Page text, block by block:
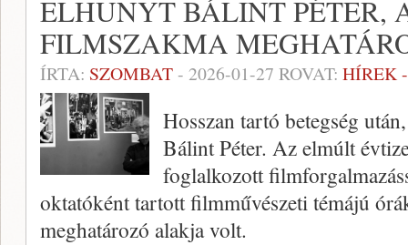
ELHUNYT BÁLINT PÉTER,
FILMSZAKMA
ÍRTA: SZOMBAT- 2026-01-27 ROVAT: HÍREK
Hosszan tartó betegség
Bálint Péter. Az elmúlt
foglalkozott
oktatóként tartott filmművészeti témájú
meghatározó alakja volt.